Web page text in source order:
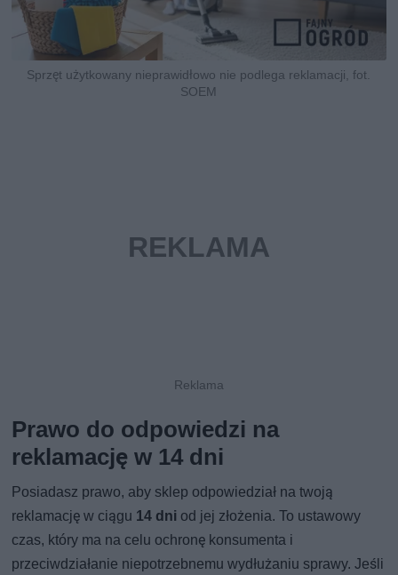
Sprzęt użytkowany nieprawidłowo nie podlega reklamacji, fot.
SOEM
Prawo do odpowiedzi na
reklamację w 14 dni
Posiadasz prawo, aby sklep odpowiedział na twoją
reklamację w ciągu 14 dni od jej złożenia. To ustawowy
czas, który ma na celu ochronę konsumenta i
przeciwdziałanie niepotrzebnemu wydłużaniu sprawy. Jeśli